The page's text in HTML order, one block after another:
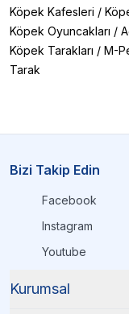
Köpek Kafesleri /
Köpek Oyuncakları /
Köpek Tarakları / M-
Tarak
Bizi Takip Edin
Facebook
Instagram
Youtube
Kurumsal